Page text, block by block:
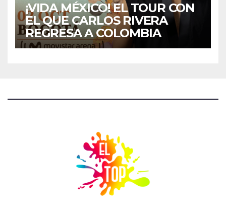
¡VIDA MÉXICO! EL TOUR CON
EL QUE CARLOS RIVERA
REGRESA A COLOMBIA